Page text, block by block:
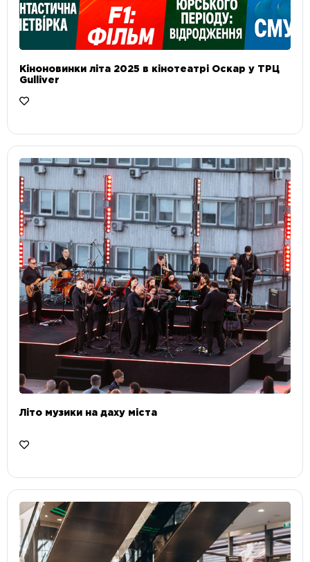
Кіноновинки літа 2025 в кінотеатрі Оскар у ТРЦ
Gulliver
Літо музики на даху міста